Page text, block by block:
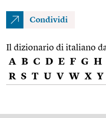
Condividi
Il dizionario di italiano
A B C D E F G H
R S T U V W X Y